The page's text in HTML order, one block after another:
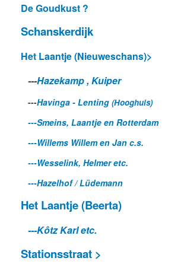
De Goudkust ?
Schanskerdijk
Het Laantje (Nieuweschans)>
---Hazekamp , Kuiper
---Havinga - Lenting (Hooghuis)
---Smeins, Laantje en Rotterdam
---Willems Willem en Jan c.s.
---Wesselink, Helmer etc.
---Hazelhof/ Lüdemann
Het Laantje (Beerta)
---Kôtz Karl etc.
Stationsstraat >